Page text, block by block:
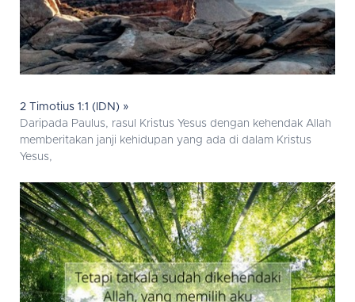
2 Timotius 1:1 (IDN) »
Daripada Paulus, rasul Kristus Yesus dengan kehendak Allah
memberitakan janji kehidupan yang ada di dalam Kristus
Yesus,